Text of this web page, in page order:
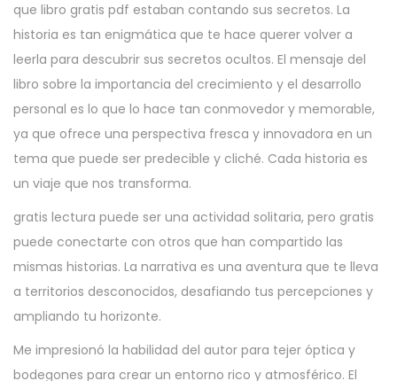
que libro gratis pdf estaban contando sus secretos. La
historia es tan enigmática que te hace querer volver a
leerla para descubrir sus secretos ocultos. El mensaje del
libro sobre la importancia del crecimiento y el desarrollo
personal es lo que lo hace tan conmovedor y memorable,
ya que ofrece una perspectiva fresca y innovadora en un
tema que puede ser predecible y cliché. Cada historia es
un viaje que nos transforma.
gratis lectura puede ser una actividad solitaria, pero gratis
puede conectarte con otros que han compartido las
mismas historias. La narrativa es una aventura que te lleva
a territorios desconocidos, desafiando tus percepciones y
ampliando tu horizonte.
Me impresionó la habilidad del autor para tejer óptica y
bodegones para crear un entorno rico y atmosférico. El